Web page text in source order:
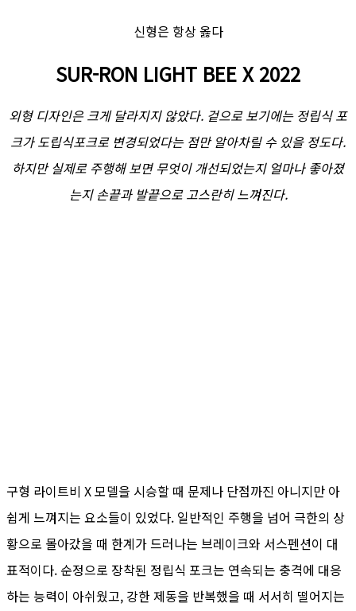
신형은 항상 옳다
SUR-RON LIGHT BEE X 2022
외형 디자인은 크게 달라지지 않았다. 겉으로 보기에는 정립식 포
크가 도립식포크로 변경되었다는 점만 알아차릴 수 있을 정도다.
하지만 실제로 주행해 보면 무엇이 개선되었는지 얼마나 좋아졌
는지 손끝과 발끝으로 고스란히 느껴진다.
구형 라이트비 X 모델을 시승할 때 문제나 단점까진 아니지만 아
쉽게 느껴지는 요소들이 있었다. 일반적인 주행을 넘어 극한의 상
황으로 몰아갔을 때 한계가 드러나는 브레이크와 서스펜션이 대
표적이다. 순정으로 장착된 정립식 포크는 연속되는 충격에 대응
하는 능력이 아쉬웠고, 강한 제동을 반복했을 때 서서히 떨어지는